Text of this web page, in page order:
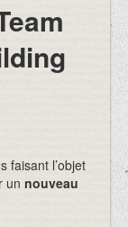
faisant l’objet
un nouveau